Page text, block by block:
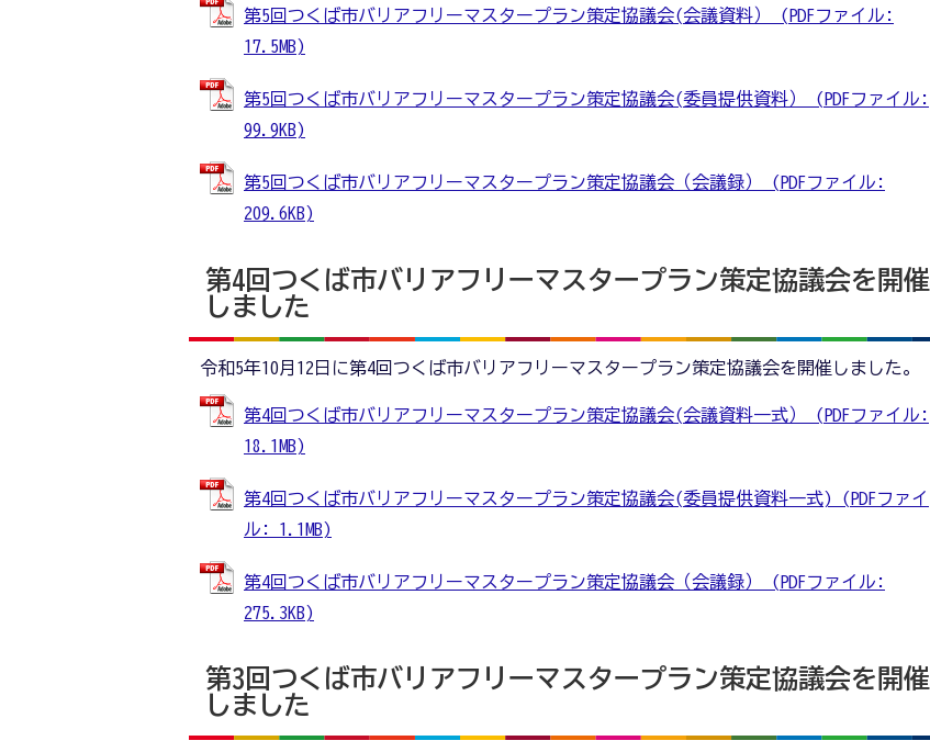
第5回つくば市バリアフリーマスタープラン策定協議会(会議資料） (PDFファイル:
17.5MB)
第5回つくば市バリアフリーマスタープラン策定協議会(委員提供資料） (PDFファイル:
99.9KB)
第5回つくば市バリアフリーマスタープラン策定協議会（会議録） (PDFファイル:
209.6KB)
第4回つくば市バリアフリーマスタープラン策定協議会を開催
しました
令和5年10月12日に第4回つくば市バリアフリーマスタープラン策定協議会を開催しました。
第4回つくば市バリアフリーマスタープラン策定協議会(会議資料一式） (PDFファイル:
18.1MB)
第4回つくば市バリアフリーマスタープラン策定協議会(委員提供資料一式) (PDFファイ
ル: 1.1MB)
第4回つくば市バリアフリーマスタープラン策定協議会（会議録） (PDFファイル:
275.3KB)
第3回つくば市バリアフリーマスタープラン策定協議会を開催
しました